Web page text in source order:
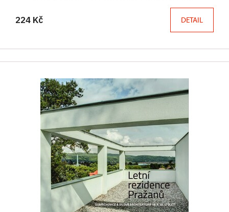
224 Kč DETAIL